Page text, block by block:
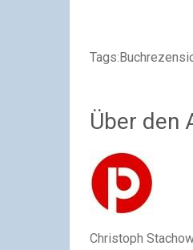
Tags:
Über den
Christoph